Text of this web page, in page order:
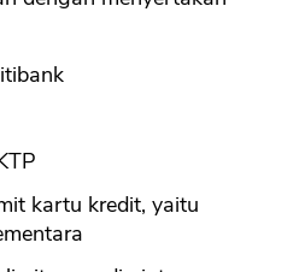
kartu kredit, yaitu